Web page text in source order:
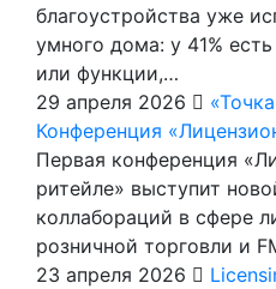
благоустройства уже
умного дома: у 41%
или функции,…
29 апреля 2026
Конференция
Первая конференция
ритейле» выступит
коллабораций в сфере
розничной торговли и
23 апреля 2026